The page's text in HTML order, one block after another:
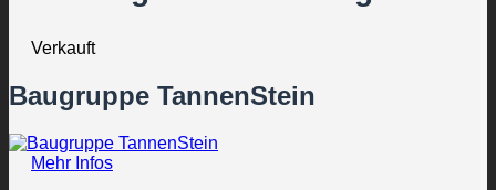
Verkauft
Baugruppe TannenStein
Mehr Infos